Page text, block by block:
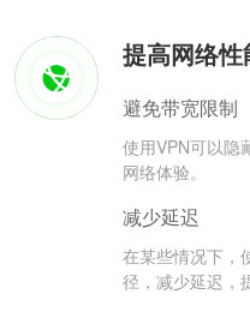
提高网络性
避免带宽限制
使用VPN可以隐
网络体验。
减少延迟
在某些情况下，
径，减少延迟，